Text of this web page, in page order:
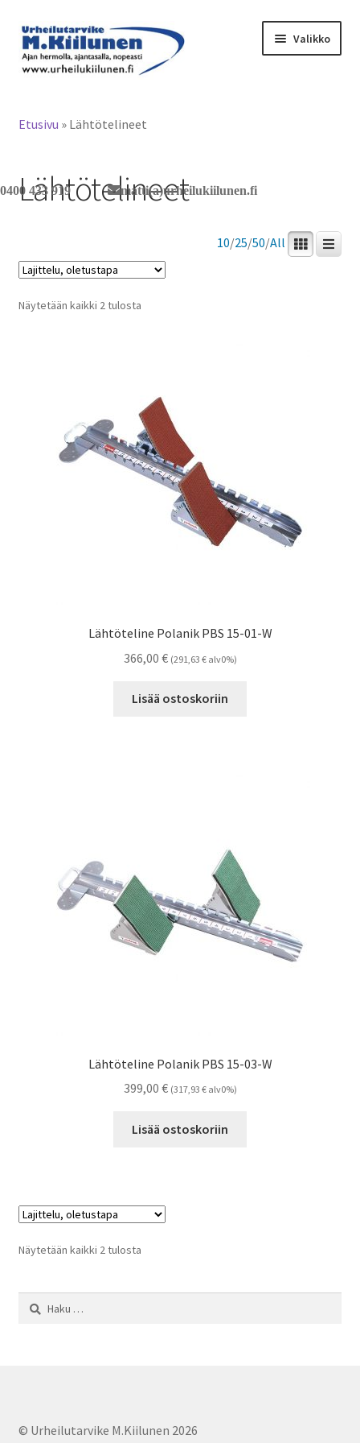
0400 433 919 matti(a)urheilukiilunen.fi
Siirry
navigointiin
Siirry
sisältöön
Valikko
Yhteystiedot
Etusivu » Lähtötelineet
Lähtötelineet
10/25/50/All
Näytetään kaikki 2 tulosta
Lähtöteline Polanik PBS 15-01-W
366,00 € (291,63 €alv0%)
Lisää ostoskoriin
Lähtöteline Polanik PBS 15-03-W
399,00 € (317,93 €alv0%)
Lisää ostoskoriin
Näytetään kaikki 2 tulosta
Haku:
© Urheilutarvike M.Kiilunen 2026